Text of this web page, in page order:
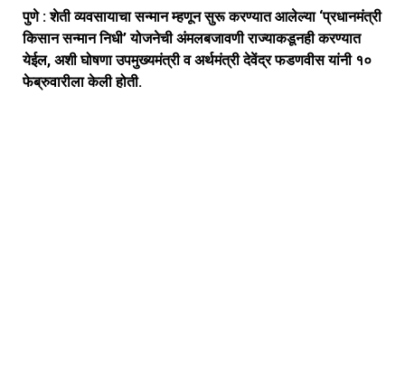
पुणे : शेती व्यवसायाचा सन्मान म्हणून सुरू करण्यात आलेल्या ‘प्रधानमंत्री
किसान सन्मान निधी’ योजनेची अंमलबजावणी राज्याकडूनही करण्यात
येईल, अशी घोषणा उपमुख्यमंत्री व अर्थमंत्री देवेंद्र फडणवीस यांनी १०
फेब्रुवारीला केली होती.